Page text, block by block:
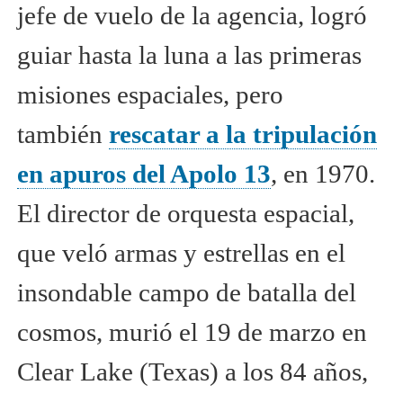
jefe de vuelo de la agencia, logró
guiar hasta la luna a las primeras
misiones espaciales, pero
también rescatar a la tripulación
en apuros del Apolo 13, en 1970.
El director de orquesta espacial,
que veló armas y estrellas en el
insondable campo de batalla del
cosmos, murió el 19 de marzo en
Clear Lake (Texas) a los 84 años,